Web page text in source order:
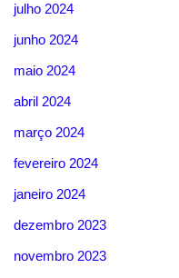
julho 2024
junho 2024
maio 2024
abril 2024
março 2024
fevereiro 2024
janeiro 2024
dezembro 2023
novembro 2023